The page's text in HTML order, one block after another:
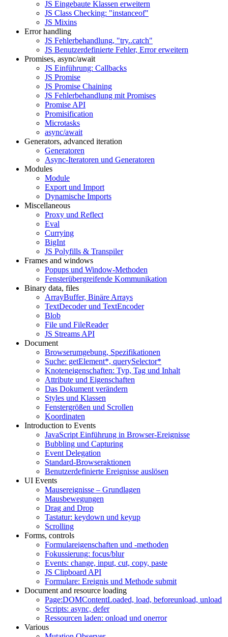
JS Eingebaute Klassen erweitern
JS Class Checking: "instanceof"
JS Mixins
Error handling
JS Fehlerbehandlung, "try..catch"
JS Benutzerdefinierte Fehler, Error erweitern
Promises, async/await
JS Einführung: Callbacks
JS Promise
JS Promise Chaining
JS Fehlerbehandlung mit Promises
Promise API
Promisification
Microtasks
async/await
Generators, advanced iteration
Generatoren
Async-Iteratoren und Generatoren
Modules
Module
Export und Import
Dynamische Imports
Miscellaneous
Proxy und Reflect
Eval
Currying
BigInt
JS Polyfills & Transpiler
Frames and windows
Popups und Window-Methoden
Fensterübergreifende Kommunikation
Binary data, files
ArrayBuffer, Binäre Arrays
TextDecoder und TextEncoder
Blob
File und FileReader
JS Streams API
Document
Browserumgebung, Spezifikationen
Suche: getElement*, querySelector*
Knoteneigenschaften: Typ, Tag und Inhalt
Attribute und Eigenschaften
Das Dokument verändern
Styles und Klassen
Fenstergrößen und Scrollen
Koordinaten
Introduction to Events
JavaScript Einführung in Browser-Ereignisse
Bubbling und Capturing
Event Delegation
Standard-Browseraktionen
Benutzerdefinierte Ereignisse auslösen
UI Events
Mausereignisse – Grundlagen
Mausbewegungen
Drag and Drop
Tastatur: keydown und keyup
Scrolling
Forms, controls
Formulareigenschaften und -methoden
Fokussierung: focus/blur
Events: change, input, cut, copy, paste
JS Clipboard API
Formulare: Ereignis und Methode submit
Document and resource loading
Page:DOMContentLoaded, load, beforeunload, unload
Scripts: async, defer
Ressourcen laden: onload und onerror
Various